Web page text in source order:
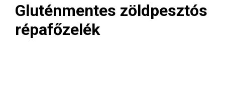
Gluténmentes zöldpesztós
répafőzelék